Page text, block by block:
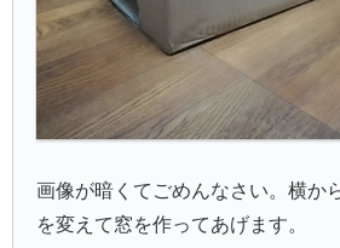
画像が暗くてごめんなさい。横か
を変えて窓を作ってあげます。